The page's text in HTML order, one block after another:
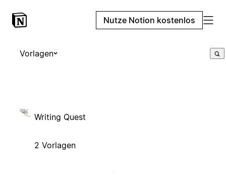
Nutze Notion kostenlos
Vorlagen
Writing Quest
2 Vorlagen